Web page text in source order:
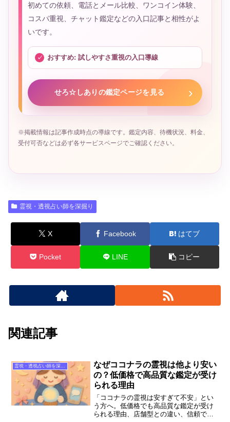
初めての依頼、電話とメール比較、ワンコイン体験、
コスパ重視、チャット鑑定などの入口記事と相性がよ
いです。
おすすめ: 試しやすさ重視の入口導線
せろ☆しありの鑑定ページを見る
※掲載情報は記事作成時点の導線です。鑑定内容、待機状況、料金、
受付可否などは必ず各サービスページでご確認ください。
霊視・透視占い師を深掘り
X Facebook はてブ
Pocket LINE コピー
関連記事
なぜココナラの霊視は他より安い
の？低価格で高品質な鑑定が受け
られる理由
「ココナラの霊視は安すぎて不安」とい
う方へ。低価格でも高品質な鑑定が受け
られる理由、店舗型との違い、信頼でき